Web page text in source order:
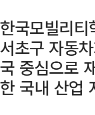
한국모빌리
서초구 자동
국 중심으로
한 국내 산업